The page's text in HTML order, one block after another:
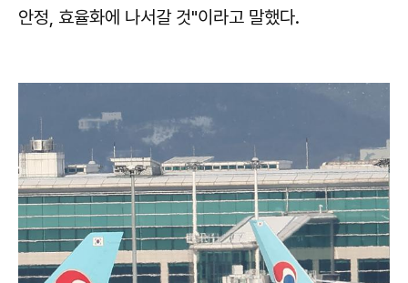
안정, 효율화에 나서갈 것"이라고 말했다.